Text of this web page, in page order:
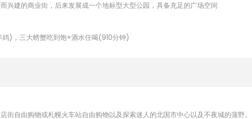
兴建的商业街，后来发展成一个地标型大型公园，具备充足的广场空间
)，三大螃蟹吃到饱+酒水任喝(910分钟)
街自由购物或札幌火车站自由购物以及探索迷人的北国市中心以及不夜城的蒲野。